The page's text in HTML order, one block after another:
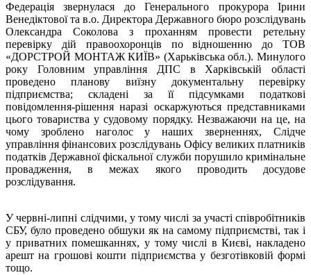
Федерація звернулася до Генерального прокурора Ірини
Венедіктової та в.о. Директора Державного бюро розслідувань
Олександра Соколова з проханням провести ретельну
перевірку дій правоохоронців по відношенню до ТОВ
«ДОРСТРОЙ МОНТАЖ КИЇВ» (Харьківська обл.). Минулого
року Головним управління ДПС в Харківській області
проведено планову виїзну документальну перевірку
підприємства; складені за її підсумками податкові
повідомлення-рішення наразі оскаржуються представниками
цього товариства у судовому порядку. Незважаючи на це, на
чому зроблено наголос у наших зверненнях, Слідче
управління фінансових розслідувань Офісу великих платників
податків Державної фіскальної служби порушило кримінальне
провадження, в межах якого проводить досудове
розслідування.
У червні-липні слідчими, у тому числі за участі співробітників
СБУ, було проведено обшуки як на самому підприємстві, так і
у приватних помешканнях, у тому числі в Києві, накладено
арешт на грошові кошти підприємства у безготівковій формі
тощо.